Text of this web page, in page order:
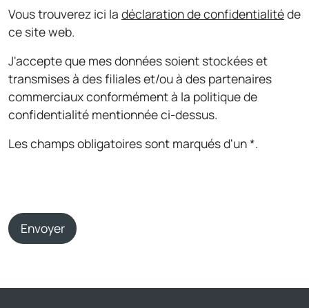
Vous trouverez ici la déclaration de confidentialitéde
ce site web.
J'accepte que mes données soient stockées et
transmises à des filiales et/ou à des partenaires
commerciaux conformément à la politique de
confidentialité mentionnée ci-dessus.
Les champs obligatoires sont marqués d'un *.
Envoyer